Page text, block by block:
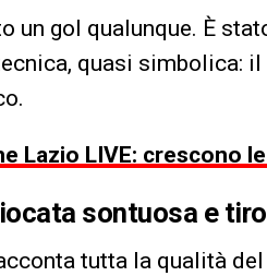
un gol qualunque. È
quasi simbolica:
Lazio LIVE: crescono
sontuosa e
tutta la qualità